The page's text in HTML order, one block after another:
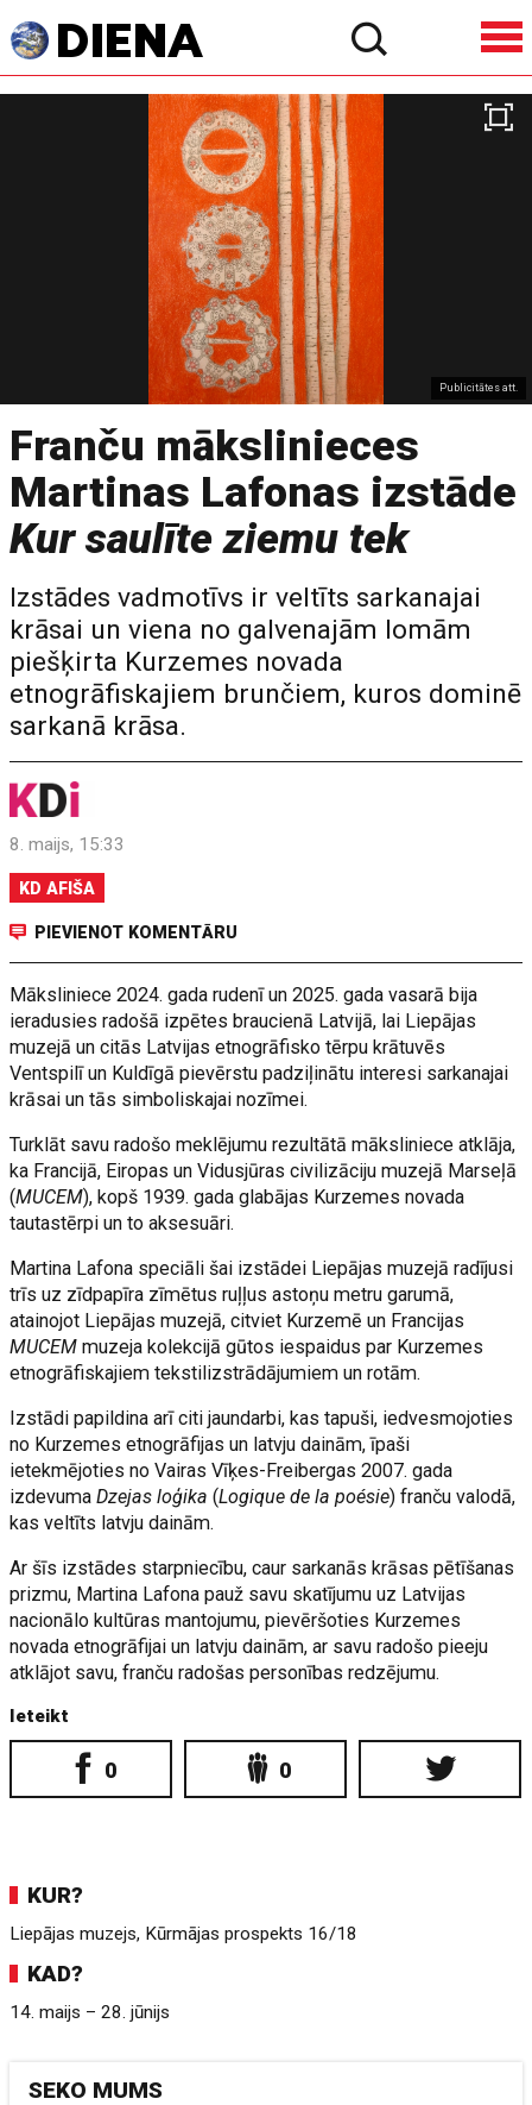
Publicitātes att.
Franču mākslinieces
Martinas Lafonas izstāde
Kur saulīte ziemu tek
Izstādes vadmotīvs ir veltīts sarkanajai
krāsai un viena no galvenajām lomām
piešķirta Kurzemes novada
etnogrāfiskajiem brunčiem, kuros dominē
sarkanā krāsa.
8. maijs, 15:33
KD AFIŠA
PIEVIENOT KOMENTĀRU
Māksliniece 2024. gada rudenī un 2025. gada vasarā bija
ieradusies radošā izpētes braucienā Latvijā, lai Liepājas
muzejā un citās Latvijas etnogrāfisko tērpu krātuvēs
Ventspilī un Kuldīgā pievērstu padziļinātu interesi sarkanajai
krāsai un tās simboliskajai nozīmei.
Turklāt savu radošo meklējumu rezultātā māksliniece atklāja,
ka Francijā, Eiropas un Vidusjūras civilizāciju muzejā Marseļā
(MUCEM), kopš 1939. gada glabājas Kurzemes novada
tautastērpi un to aksesuāri.
Martina Lafona speciāli šai izstādei Liepājas muzejā radījusi
trīs uz zīdpapīra zīmētus ruļļus astoņu metru garumā,
atainojot Liepājas muzejā, citviet Kurzemē un Francijas
MUCEM muzeja kolekcijā gūtos iespaidus par Kurzemes
etnogrāfiskajiem tekstilizstrādājumiem un rotām.
Izstādi papildina arī citi jaundarbi, kas tapuši, iedvesmojoties
no Kurzemes etnogrāfijas un latvju dainām, īpaši
ietekmējoties no Vairas Vīķes-Freibergas 2007. gada
izdevumaDzejas loģika (Logique de la poésie) franču valodā,
kas veltīts latvju dainām.
Ar šīs izstādes starpniecību, caur sarkanās krāsas pētīšanas
prizmu, Martina Lafona pauž savu skatījumu uz Latvijas
nacionālo kultūras mantojumu, pievēršoties Kurzemes
novada etnogrāfijai un latvju dainām, ar savu radošo pieeju
atklājot savu, franču radošas personības redzējumu.
Ieteikt
0 0
KUR?
Liepājas muzejs, Kūrmājas prospekts 16/18
KAD?
14. maijs – 28. jūnijs
SEKO MUMS